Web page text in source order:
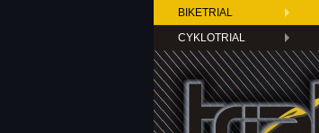
BIKETRIAL
CYKLOTRIAL